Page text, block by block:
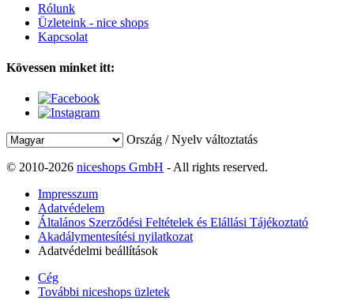
Rólunk
Üzleteink - nice shops
Kapcsolat
Kövessen minket itt:
Ország / Nyelv változtatás
© 2010-2026 niceshops GmbH - All rights reserved.
Impresszum
Adatvédelem
Általános Szerződési Feltételek és Elállási Tájékoztató
Akadálymentesítési nyilatkozat
Adatvédelmi beállítások
Cég
További niceshops üzletek